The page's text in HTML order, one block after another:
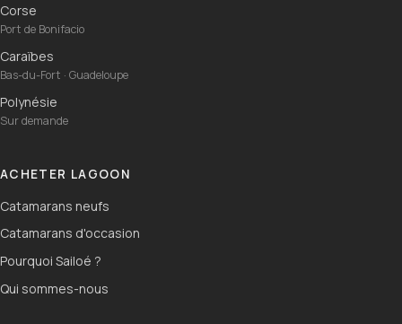
Corse
Port de Bonifacio
Caraïbes
Bas-du-Fort · Guadeloupe
Polynésie
Sur demande
ACHETER LAGOON
Catamarans neufs
Catamarans d'occasion
Pourquoi Sailoé ?
Qui sommes-nous